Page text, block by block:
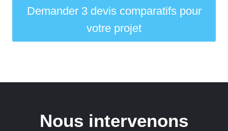
Demander 3 devis comparatifs pour
votre projet
Nous intervenons